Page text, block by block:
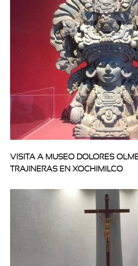
VISITA A MUSEO DOLORES
TRAJINERAS EN XOCHIMILCO